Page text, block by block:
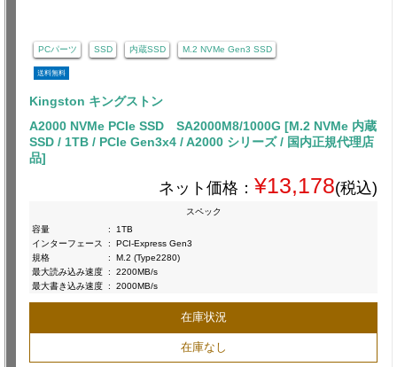
PCパーツ SSD 内蔵SSD M.2 NVMe Gen3 SSD
送料無料
Kingston キングストン
A2000 NVMe PCIe SSD SA2000M8/1000G [M.2 NVMe 内蔵
SSD / 1TB / PCIe Gen3x4 / A2000 シリーズ / 国内正規代理店
品]
ネット価格： ¥13,178(税込)
スペック
容量
:
1TB
インターフェース
:
PCI-Express Gen3
規格
:
M.2 (Type2280)
最大読み込み速度 :
2200MB/s
最大書き込み速度 : 2000MB/s
在庫状況
在庫なし